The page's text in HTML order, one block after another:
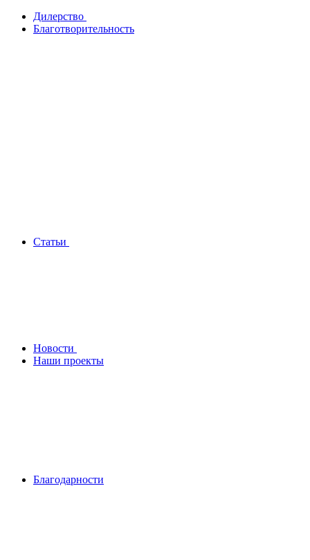
Дилерство
Благотворительность
Статьи
Новости
Наши проекты
Благодарности